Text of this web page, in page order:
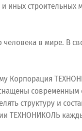
иных строительных
в мире. В
Корпорация
структуру и
ТЕХНОНИКОЛЬ